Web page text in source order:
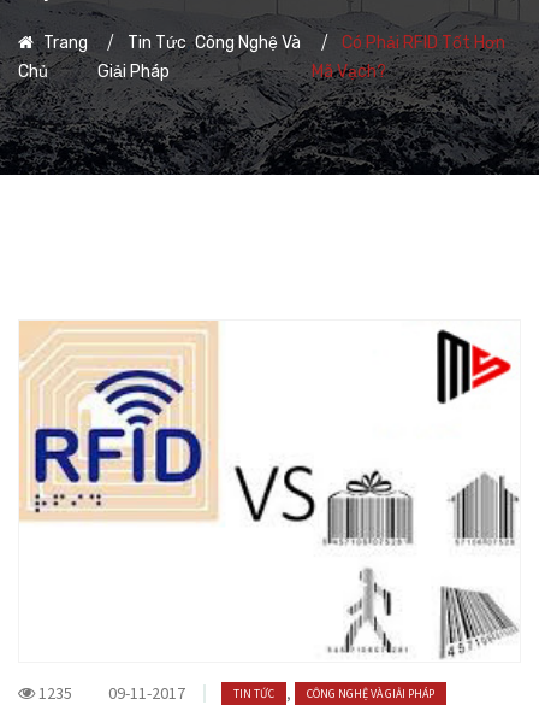
Trang
Chủ
Tin Tức,Công Nghệ Và
Giải Pháp
Có Phải RFID Tốt Hơn
Mã Vạch?
1235 09-11-2017 TIN TỨC , CÔNG NGHỆ VÀ GIẢI PHÁP